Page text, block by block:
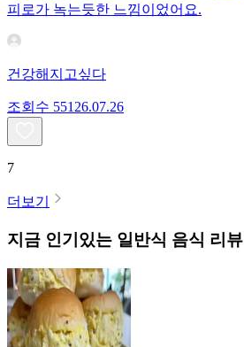
피로가 녹는듯한 느낌이었어요.
건강해지고싶다
조회수 551 26.07.26
7
더보기
지금 인기있는 일반식 음식 리뷰